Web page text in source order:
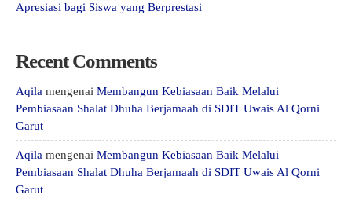
Apresiasi bagi Siswa yang Berprestasi
Recent Comments
Aqila mengenai Membangun Kebiasaan Baik Melalui
Pembiasaan Shalat Dhuha Berjamaah di SDIT Uwais Al Qorni
Garut
Aqila mengenai Membangun Kebiasaan Baik Melalui
Pembiasaan Shalat Dhuha Berjamaah di SDIT Uwais Al Qorni
Garut